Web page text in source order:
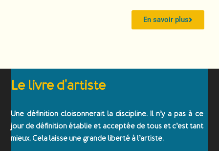
En savoir plus
Le livre d'artiste
Une définition cloisonnerait la discipline. Il n’y a pas à ce
jour de définition établie et acceptée de tous et c’est tant
mieux. Cela laisse une grande liberté à l’artiste.